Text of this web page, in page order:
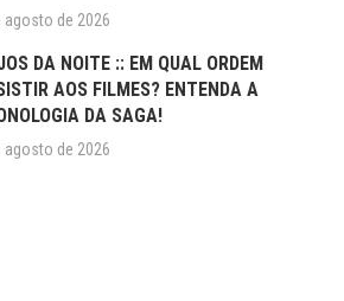
agosto de 2026
DA NOITE :: EM QUAL ORDEM
AOS FILMES? ENTENDA A
DA SAGA!
agosto de 2026